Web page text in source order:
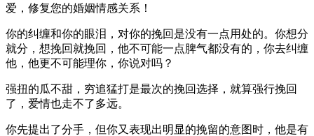
爱，修复您的婚姻情感关系！
你的纠缠和你的眼泪，对你的挽回是没有一点用处的。你想分
就分，想挽回就挽回，他不可能一点脾气都没有的，你去纠缠
他，他更不可能理你，你说对吗？
强扭的瓜不甜，穷追猛打是最次的挽回选择，就算强行挽回
了，爱情也走不了多远。
你先提出了分手，但你又表现出明显的挽留的意图时，他是有